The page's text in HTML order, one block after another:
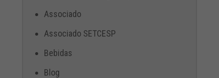
Associado
Associado SETCESP
Bebidas
Blog